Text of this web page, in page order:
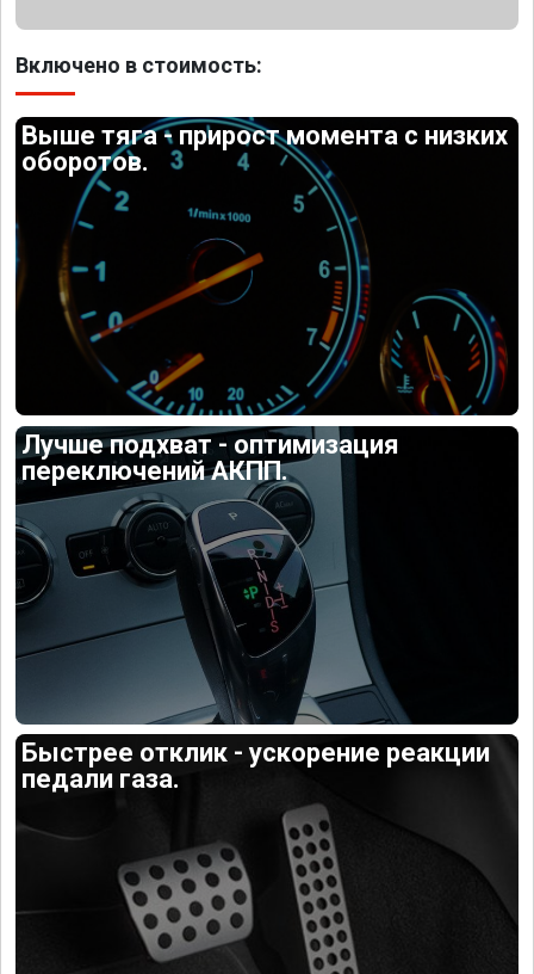
Включено в стоимость:
Выше тяга - прирост момента с низких
оборотов.
Лучше подхват - оптимизация
переключений АКПП.
Быстрее отклик - ускорение реакции
педали газа.